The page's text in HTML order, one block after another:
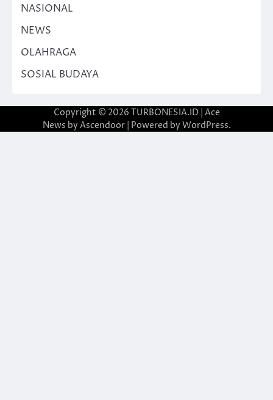
NASIONAL
NEWS
OLAHRAGA
SOSIAL BUDAYA
Copyright © 2026 TURBONESIA.ID| Ace
News by Ascendoor| Powered by WordPress.